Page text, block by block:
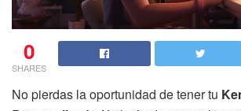
0
SHARES
No pierdas la oportunidad de tener tu